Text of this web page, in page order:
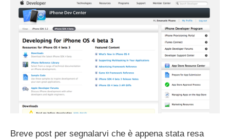
Breve post per segnalarvi che è appena stata resa